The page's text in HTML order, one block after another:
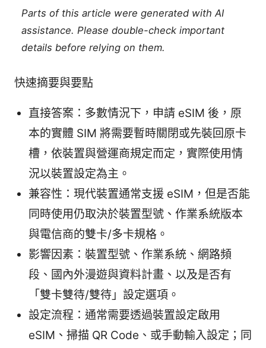
Parts of this article were generated with AI
assistance. Please double-check important
details before relying on them.
快速摘要與要點
直接答案：多數情況下，申請 eSIM 後，原
本的實體 SIM 將需要暫時關閉或先裝回原卡
槽，依裝置與營運商規定而定，實際使用情
況以裝置設定為主。
兼容性：現代裝置通常支援 eSIM，但是否能
同時使用仍取決於裝置型號、作業系統版本
與電信商的雙卡/多卡規格。
影響因素：裝置型號、作業系統、網路頻
段、國內外漫遊與資料計畫、以及是否有
「雙卡雙待/雙待」設定選項。
設定流程：通常需要透過裝置設定啟用
eSIM、掃描 QR Code、或手動輸入設定；同